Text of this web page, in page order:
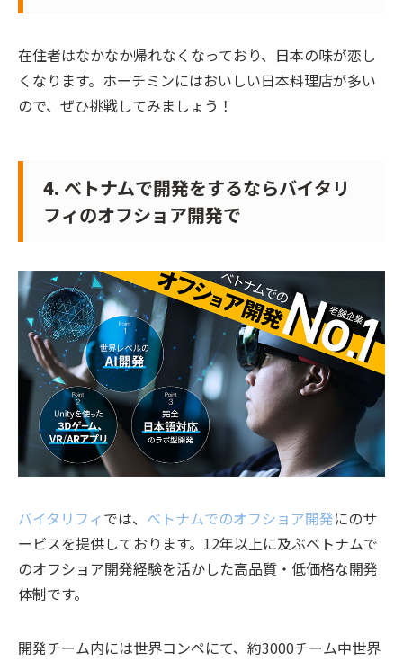
在住者はなかなか帰れなくなっており、日本の味が恋し
くなります。ホーチミンにはおいしい日本料理店が多い
ので、ぜひ挑戦してみましょう！
4. ベトナムで開発をするならバイタリ
フィのオフショア開発で
バイタリフィでは、 ベトナムでのオフショア開発にのサ
ービスを提供しております。12年以上に及ぶベトナムで
のオフショア開発経験を活かした高品質・低価格な開発
体制です。
開発チーム内には世界コンペにて、約3000チーム中世界